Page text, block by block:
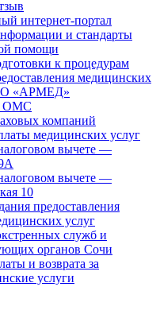
интернет-портал
и стандарты
помощи
к процедурам
медицинских
«АРМЕД»
ОМС
компаний
медицинских услуг
вычете —
вычете —
10
предоставления
услуг
служб и
органов Сочи
и возврата за
услуги